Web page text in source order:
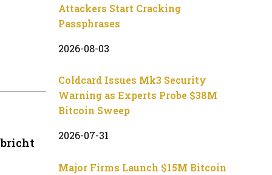
Attackers Start Cracking
Passphrases
2026-08-03
Coldcard Issues Mk3 Security
Warning as Experts Probe $38M
Bitcoin Sweep
2026-07-31
Major Firms Launch $15M Bitcoin